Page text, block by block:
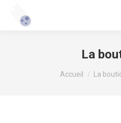
La
Vous êtes ici :
Accueil La